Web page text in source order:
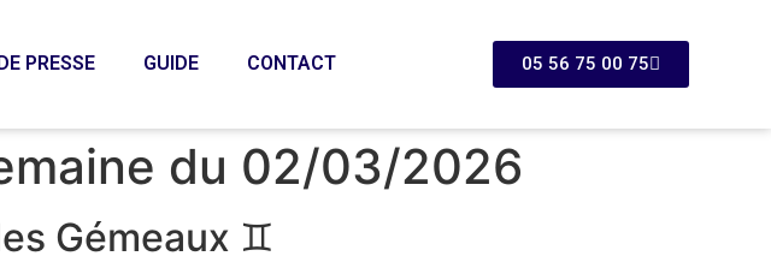
PRESSE GUIDE CONTACT 05 56 75 00 75
du 02/03/2026
Gémeaux ♊